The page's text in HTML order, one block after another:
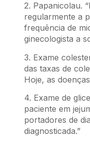
2. Papanicolau.
regularmente a
frequência de
ginecologista a
3. Exame
das taxas de
Hoje, as
4. Exame de
paciente em
portadores de
diagnosticada.”